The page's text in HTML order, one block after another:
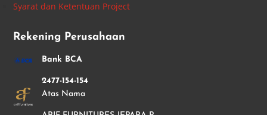
Syarat dan Ketentuan Project
Rekening Perusahaan
Bank BCA
2477-154-154
Atas Nama